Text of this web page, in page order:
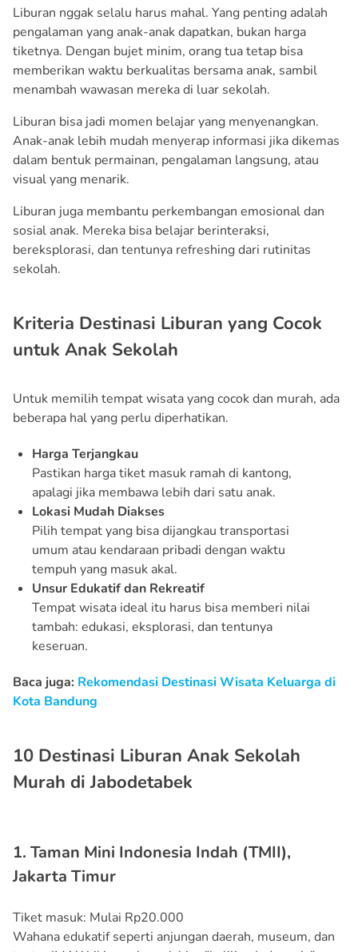
Liburan nggak selalu harus mahal. Yang penting adalah
pengalaman yang anak-anak dapatkan, bukan harga
tiketnya. Dengan bujet minim, orang tua tetap bisa
memberikan waktu berkualitas bersama anak, sambil
menambah wawasan mereka di luar sekolah.
Liburan bisa jadi momen belajar yang menyenangkan.
Anak-anak lebih mudah menyerap informasi jika dikemas
dalam bentuk permainan, pengalaman langsung, atau
visual yang menarik.
Liburan juga membantu perkembangan emosional dan
sosial anak. Mereka bisa belajar berinteraksi,
bereksplorasi, dan tentunya refreshing dari rutinitas
sekolah.
Kriteria Destinasi Liburan yang Cocok
untuk Anak Sekolah
Untuk memilih tempat wisata yang cocok dan murah, ada
beberapa hal yang perlu diperhatikan.
Harga Terjangkau
Pastikan harga tiket masuk ramah di kantong,
apalagi jika membawa lebih dari satu anak.
Lokasi Mudah Diakses
Pilih tempat yang bisa dijangkau transportasi
umum atau kendaraan pribadi dengan waktu
tempuh yang masuk akal.
Unsur Edukatif dan Rekreatif
Tempat wisata ideal itu harus bisa memberi nilai
tambah: edukasi, eksplorasi, dan tentunya
keseruan.
Baca juga: Rekomendasi Destinasi Wisata Keluarga di
Kota Bandung
10 Destinasi Liburan Anak Sekolah
Murah di Jabodetabek
1. Taman Mini Indonesia Indah (TMII),
Jakarta Timur
Tiket masuk: Mulai Rp20.000
Wahana edukatif seperti anjungan daerah, museum, dan